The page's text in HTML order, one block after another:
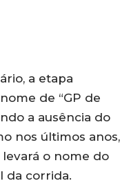
a etapa
de “GP de
a ausência do
nos últimos anos,
o nome do
da corrida.